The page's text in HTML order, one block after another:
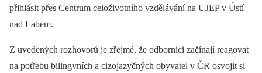
přihlásit přes Centrum celoživotního vzdělávání na UJEP v Ústí
nad Labem.
Z uvedených rozhovorů je zřejmé, že odborníci začínají reagovat
na potřebu bilingvních a cizojazyčných obyvatel v ČR osvojit si